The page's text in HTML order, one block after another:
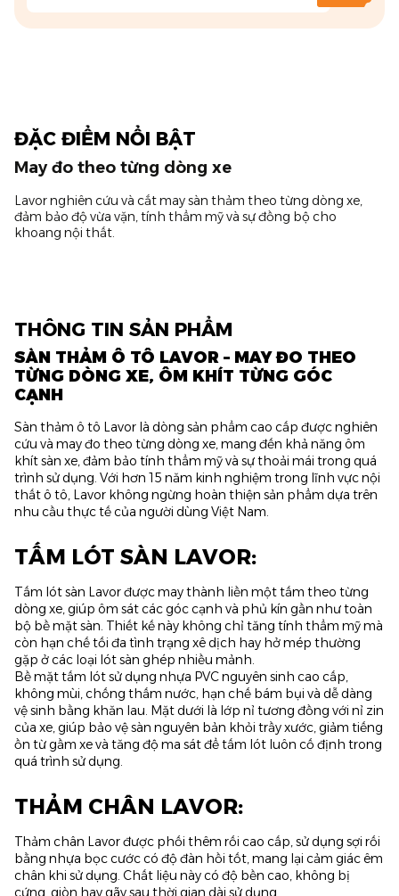
ĐẶC ĐIỂM NỔI BẬT
May đo theo từng dòng xe
Lavor nghiên cứu và cắt may sàn thảm theo từng dòng xe,
đảm bảo độ vừa vặn, tính thẩm mỹ và sự đồng bộ cho
khoang nội thất.
THÔNG TIN SẢN PHẨM
SÀN THẢM Ô TÔ LAVOR – MAY ĐO THEO
TỪNG DÒNG XE, ÔM KHÍT TỪNG GÓC
CẠNH
Sàn thảm ô tô Lavor là dòng sản phẩm cao cấp được nghiên
cứu và may đo theo từng dòng xe, mang đến khả năng ôm
khít sàn xe, đảm bảo tính thẩm mỹ và sự thoải mái trong quá
trình sử dụng. Với hơn 15 năm kinh nghiệm trong lĩnh vực nội
thất ô tô, Lavor không ngừng hoàn thiện sản phẩm dựa trên
nhu cầu thực tế của người dùng Việt Nam.
TẤM LÓT SÀN LAVOR:
Tấm lót sàn Lavor được may thành liền một tấm theo từng
dòng xe, giúp ôm sát các góc cạnh và phủ kín gần như toàn
bộ bề mặt sàn. Thiết kế này không chỉ tăng tính thẩm mỹ mà
còn hạn chế tối đa tình trạng xê dịch hay hở mép thường
gặp ở các loại lót sàn ghép nhiều mảnh.
Bề mặt tấm lót sử dụng nhựa PVC nguyên sinh cao cấp,
không mùi, chống thấm nước, hạn chế bám bụi và dễ dàng
vệ sinh bằng khăn lau. Mặt dưới là lớp nỉ tương đồng với nỉ zin
của xe, giúp bảo vệ sàn nguyên bản khỏi trầy xước, giảm tiếng
ồn từ gầm xe và tăng độ ma sát để tấm lót luôn cố định trong
quá trình sử dụng.
THẢM CHÂN LAVOR:
Thảm chân Lavor được phối thêm rối cao cấp, sử dụng sợi rối
bằng nhựa bọc cước có độ đàn hồi tốt, mang lại cảm giác êm
chân khi sử dụng. Chất liệu này có độ bền cao, không bị
cứng, giòn hay gãy sau thời gian dài sử dụng.